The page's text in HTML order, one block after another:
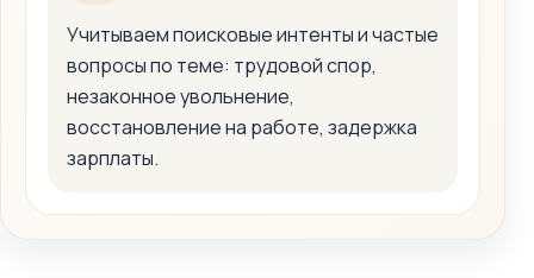
Учитываем поисковые интенты и частые
вопросы по теме: трудовой спор,
незаконное увольнение,
восстановление на работе, задержка
зарплаты.